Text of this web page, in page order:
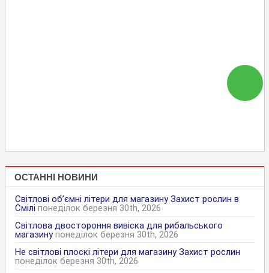
ОСТАННІ НОВИНИ
Світлові об’ємні літери для магазину Захист рослин в
Смілі понеділок березня 30th, 2026
Світлова двостороння вивіска для рибальського
магазину понеділок березня 30th, 2026
Не світлові плоскі літери для магазину Захист рослин
понеділок березня 30th, 2026